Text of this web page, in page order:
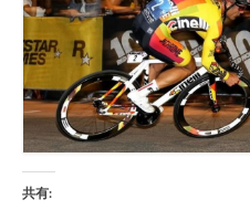
共有: